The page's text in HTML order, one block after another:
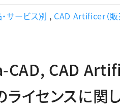
サービス別 , CAD Artificer（販
CAD
ライセンスに関